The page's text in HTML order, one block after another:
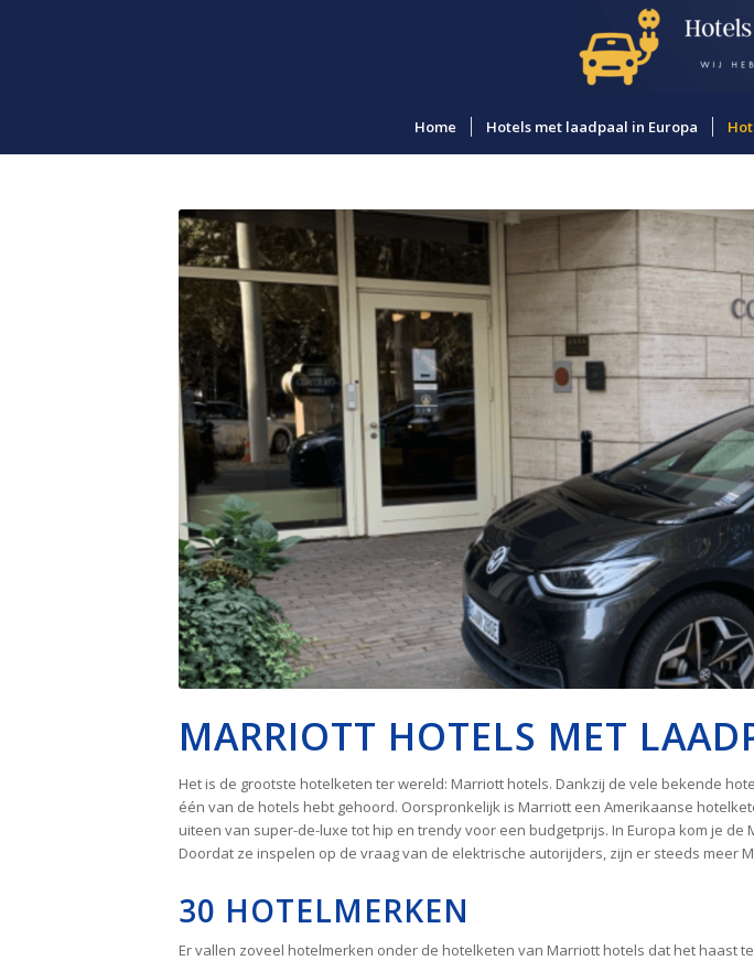
Home Hotels met laadpaal in Europa
MARRIOTT HOTELS MET
Het is de grootste hotelketen ter wereld: Marriott hotels. Dankzij de vele bekende
één van de hotels hebt gehoord. Oorspronkelijk is Marriott een Amerikaanse
uiteen van super-de-luxe tot hip en trendy voor een budgetprijs. In Europa kom je
Doordat ze inspelen op de vraag van de elektrische autorijders, zijn er steeds meer
30 HOTELMERKEN
Er vallen zoveel hotelmerken onder de hotelketen van Marriott hotels dat het haast